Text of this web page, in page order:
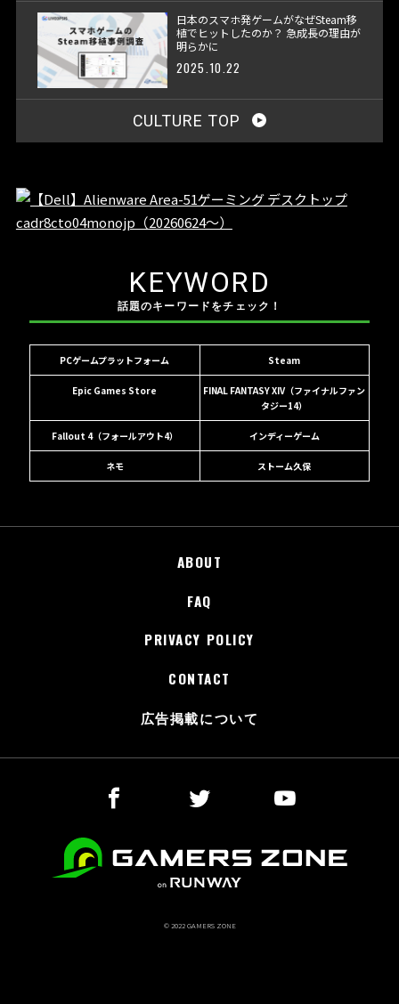
日本のスマホ発ゲームがなぜSteam移
植でヒットしたのか？ 急成長の理由が
明らかに
2025.10.22
CULTURE TOP
KEYWORD
話題のキーワードをチェック！
PCゲームプラットフォーム Steam
Epic Games Store
FINAL FANTASY XIV（ファイナルファン
タジー14）
Fallout 4（フォールアウト4） インディーゲーム
ネモ ストーム久保
ABOUT
FAQ
PRIVACY POLICY
CONTACT
広告掲載について
© 2022 GAMERS ZONE